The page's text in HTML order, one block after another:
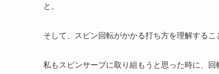
と。
そして、スピン回転がかかる打ち方を理解するこ
私もスピンサーブに取り組もうと思った時に、